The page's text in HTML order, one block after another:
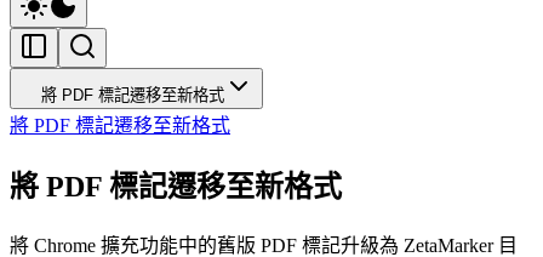
將 PDF 標記遷移至新格式
將 PDF 標記遷移至新格式
將 PDF 標記遷移至新格式
將 Chrome 擴充功能中的舊版 PDF 標記升級為 ZetaMarker 目